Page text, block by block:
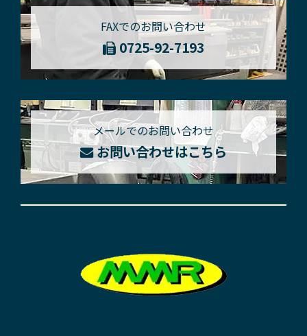
FAXでのお問い合わせ
0725-92-7193
メールでのお問い合わせ
お問い合わせはこちら